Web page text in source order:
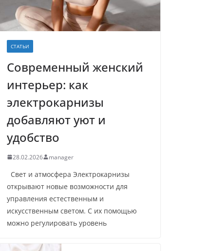
СТАТЬИ
Современный женский
интерьер: как
электрокарнизы
добавляют уют и
удобство
28.02.2026 manager
Свет и атмосфера Электрокарнизы
открывают новые возможности для
управления естественным и
искусственным светом. С их помощью
можно регулировать уровень